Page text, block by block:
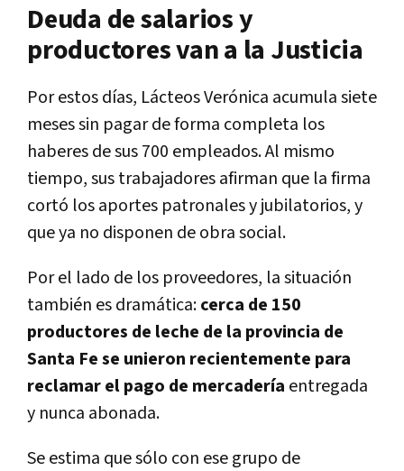
Deuda de salarios y
productores van a la Justicia
Por estos días, Lácteos Verónica acumula siete
meses sin pagar de forma completa los
haberes de sus 700 empleados. Al mismo
tiempo, sus trabajadores afirman que la firma
cortó los aportes patronales y jubilatorios, y
que ya no disponen de obra social.
Por el lado de los proveedores, la situación
también es dramática:cerca de 150
productores de leche de la provincia de
Santa Fe se unieron recientemente para
reclamar el pago de mercadería entregada
y nunca abonada.
Se estima que sólo con ese grupo de